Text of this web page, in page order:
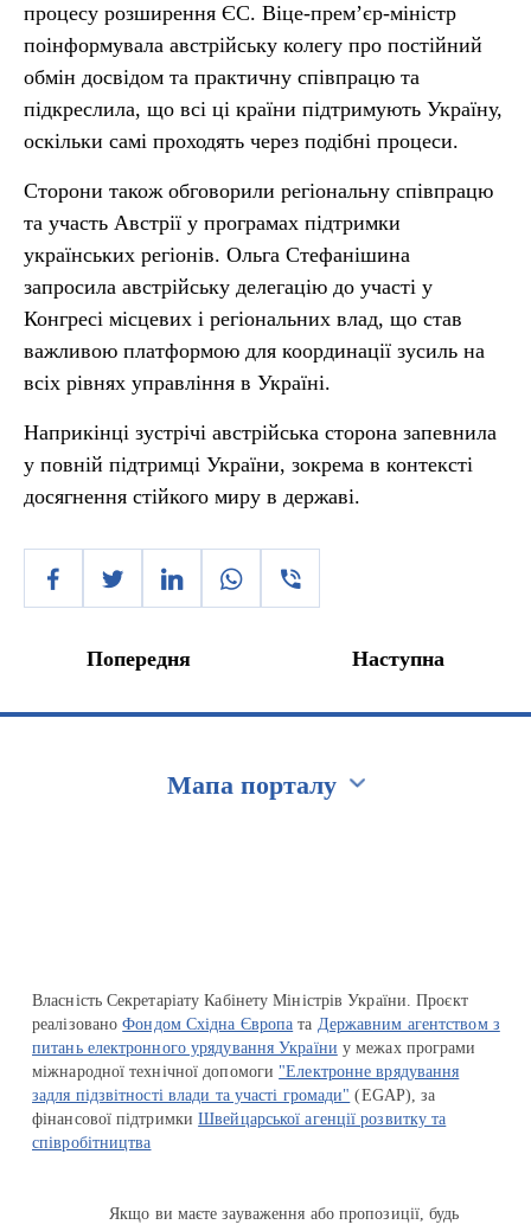
процесу розширення ЄС. Віце-прем’єр-міністр
поінформувала австрійську колегу про постійний
обмін досвідом та практичну співпрацю та
підкреслила, що всі ці країни підтримують Україну,
оскільки самі проходять через подібні процеси.
Сторони також обговорили регіональну співпрацю
та участь Австрії у програмах підтримки
українських регіонів. Ольга Стефанішина
запросила австрійську делегацію до участі у
Конгресі місцевих і регіональних влад, що став
важливою платформою для координації зусиль на
всіх рівнях управління в Україні.
Наприкінці зустрічі австрійська сторона запевнила
у повній підтримці України, зокрема в контексті
досягнення стійкого миру в державі.
Попередня Наступна
Мапа порталу
Власність Секретаріату Кабінету Міністрів України. Проєкт
реалізованоФондом Східна Європа та Державним агентством з
питань електронного урядування України у межах програми
міжнародної технічної допомоги "Електронне врядування
задля підзвітності влади та участі громади" (EGAP), за
фінансової підтримкиШвейцарської агенції розвитку та
співробітництва
Якщо ви маєте зауваження або пропозиції, будь